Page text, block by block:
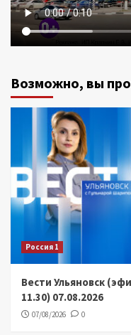
Возможно, вы
Россия 1
Вести Ульяновск
11.30) 07.08.2026
07/08/2026 0